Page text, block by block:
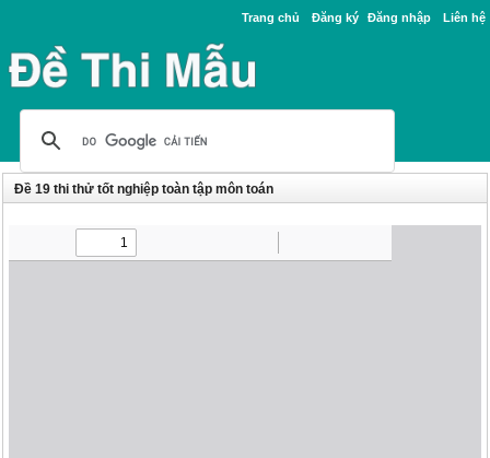
Trang chủ Đăng ký Đăng nhập Liên hệ
Đề 19 thi thử tốt nghiệp toàn tập môn toán